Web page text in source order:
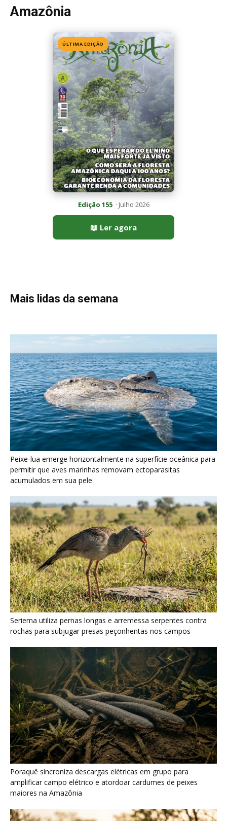
Edição 155· Julho 2026
📖 Ler agora
Mais lidas da semana
Peixe-lua emerge horizontalmente na superfície oceânica para
permitir que aves marinhas removam ectoparasitas
Seriema utiliza pernas longas e arremessa serpentes contra
rochas para subjugar presas peçonhentas nos campos
Poraquê sincroniza descargas elétricas em grupo para
amplificar campo elétrico e atordoar cardumes de peixes
maiores na Amazônia
Seriema combina corridas em alta velocidade e arremessos
contra rochas para imobilizar serpentes peçonhentas no
cerrado